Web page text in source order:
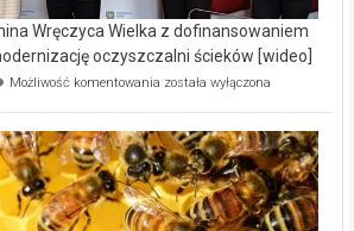
Wręczyca Wielka z dofinansowaniem
oczyszczalni ścieków [wideo]
Możliwość komentowania Ekologiczne
Wręczyca
Wielka
z
dofinansowaniem
ponad
została wyłączona